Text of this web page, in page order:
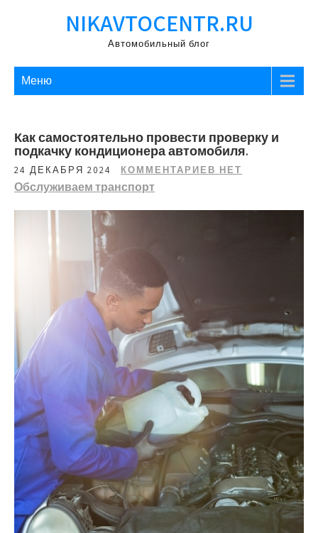
NIKAVTOCENTR.RU
Автомобильный блог
Меню
Как самостоятельно провести проверку и
подкачку кондиционера автомобиля.
24 ДЕКАБРЯ 2024 КОММЕНТАРИЕВ НЕТ
Обслуживаем транспорт